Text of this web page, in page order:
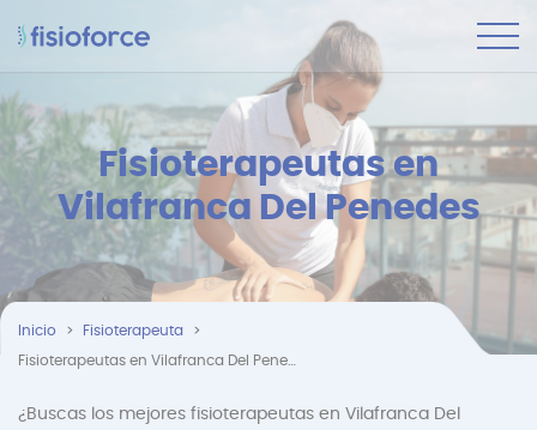
Fisioterapeutas en
Vilafranca Del Penedes
Inicio Fisioterapeuta
¿Buscas los mejores fisioterapeutas en Vilafranca Del